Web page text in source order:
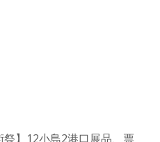
】12小島2港口展品、票